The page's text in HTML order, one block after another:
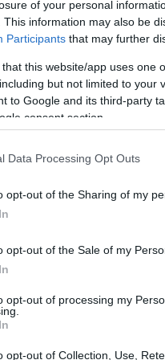
of your personal
This information may also be
Participants that may further
that this website/app uses one
but not limited to your
to Google and its third-party
consent section.
Data Processing Opt Outs
opt-out of the Sharing of my
opt-out of the Sale of my
opt-out of processing my
opt-out of Collection, Use,
τους στη
ότι η Ρωσία
την ευρωατλαντική
Στο πλαίσιο
Συμμαχίας και ο
ανάγκες κατά
της
συνεργασία με
και στην άρση